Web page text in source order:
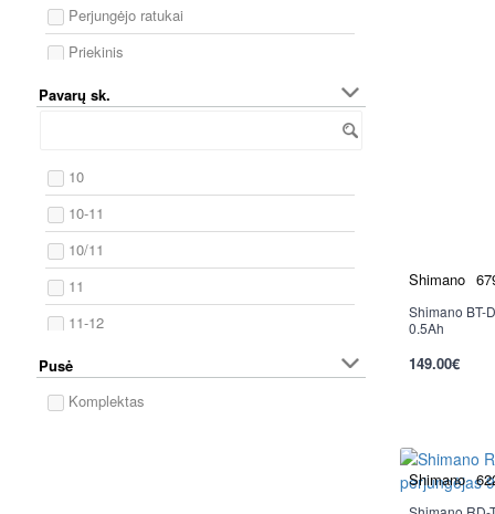
Perjungėjo ratukai
Priekinis
Pavarų sk.
10
10-11
10/11
11
11-12
12
1x10/11
Pusė
Komplektas
Nauja
per 2-3 d.
Shimano
Shimano BT-
0.5Ah
149.00€
Shimano